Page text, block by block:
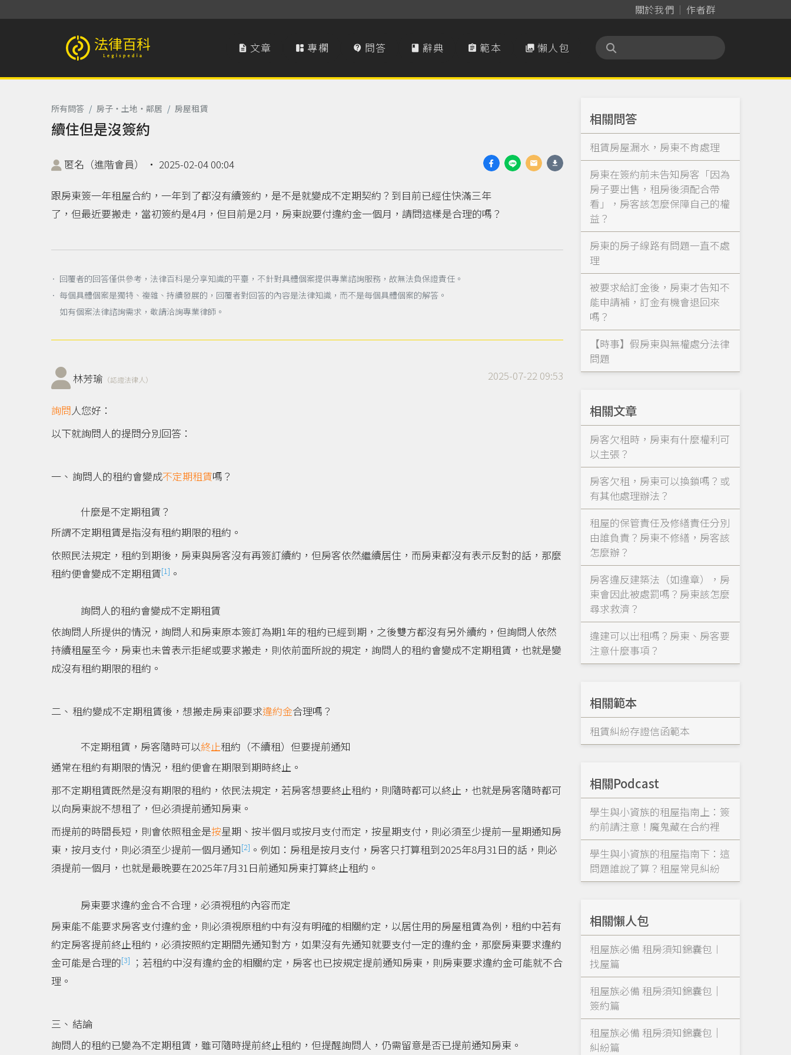
關於我們 作者群
法律百科 Legispedia  文章  專欄  問答  辭典  範本  懶人包
所有問答 / 房子‧土地‧鄰居 / 房屋租賃
續住但是沒簽約
匿名（進階會員） ‧ 2025-02-04 00:04
跟房東簽一年租屋合約，一年到了都沒有續簽約，是不是就變成不定期契約？到目前已經住快滿三年
了，但最近要搬走，當初簽約是4月，但目前是2月，房東說要付違約金一個月，請問這樣是合理的嗎？
． 回覆者的回答僅供參考，法律百科是分享知識的平臺，不針對具體個案提供專業諮詢服務，故無法負保證責任。
． 每個具體個案是獨特、複雜、持續發展的，回覆者對回答的內容是法律知識，而不是每個具體個案的解答。
如有個案法律諮詢需求，敬請洽詢專業律師。
林芳瑜 （認證法律人） 2025-07-22 09:53
詢問人您好：
以下就詢問人的提問分別回答：
詢問人的租約會變成不定期租賃嗎？
什麼是不定期租賃？
所謂不定期租賃是指沒有租約期限的租約。
依照民法規定，租約到期後，房東與房客沒有再簽訂續約，但房客依然繼續居住，而房東都沒有表示反對的話，那麼
租約便會變成不定期租賃[1] 。
詢問人的租約會變成不定期租賃
依詢問人所提供的情況，詢問人和房東原本簽訂為期1年的租約已經到期，之後雙方都沒有另外續約，但詢問人依然
持續租屋至今，房東也未曾表示拒絕或要求搬走，則依前面所說的規定，詢問人的租約會變成不定期租賃，也就是變
成沒有租約期限的租約。
租約變成不定期租賃後，想搬走房東卻要求違約金合理嗎？
不定期租賃，房客隨時可以終止租約（不續租）但要提前通知
通常在租約有期限的情況，租約便會在期限到期時終止。
那不定期租賃既然是沒有期限的租約，依民法規定，若房客想要終止租約，則隨時都可以終止，也就是房客隨時都可
以向房東說不想租了，但必須提前通知房東。
而提前的時間長短，則會依照租金是按星期、按半個月或按月支付而定，按星期支付，則必須至少提前一星期通知房
東，按月支付，則必須至少提前一個月通知[2] 。例如：房租是按月支付，房客只打算租到2025年8月31日的話，則必
須提前一個月，也就是最晚要在2025年7月31日前通知房東打算終止租約。
房東要求違約金合不合理，必須視租約內容而定
房東能不能要求房客支付違約金，則必須視原租約中有沒有明確的相關約定，以居住用的房屋租賃為例，租約中若有
約定房客提前終止租約，必須按照約定期間先通知對方，如果沒有先通知就要支付一定的違約金，那麼房東要求違約
金可能是合理的[3]
；若租約中沒有違約金的相關約定，房客也已按規定提前通知房東，則房東要求違約金可能就不合
理。
結論
詢問人的租約已變為不定期租賃，雖可隨時提前終止租約，但提醒詢問人，仍需留意是否已提前通知房東。
相關問答
租賃房屋漏水，房東不肯處理
房東在簽約前未告知房客「因為
房子要出售，租房後須配合帶
看」，房客該怎麼保障自己的權
益？
房東的房子線路有問題一直不處
理
被要求給訂金後，房東才告知不
能申請補，訂金有機會退回來
嗎？
【時事】假房東與無權處分法律
問題
相關文章
房客欠租時，房東有什麼權利可
以主張？
房客欠租，房東可以換鎖嗎？或
有其他處理辦法？
租屋的保管責任及修繕責任分別
由誰負責？房東不修繕，房客該
怎麼辦？
房客違反建築法（如違章），房
東會因此被處罰嗎？房東該怎麼
尋求救濟？
違建可以出租嗎？房東、房客要
注意什麼事項？
相關範本
租賃糾紛存證信函範本
相關Podcast
學生與小資族的租屋指南上：簽
約前請注意！魔鬼藏在合約裡
學生與小資族的租屋指南下：這
問題誰說了算？租屋常見糾紛
相關懶人包
租屋族必備 租房須知錦囊包︱
找屋篇
租屋族必備 租房須知錦囊包｜
簽約篇
租屋族必備 租房須知錦囊包｜
糾紛篇